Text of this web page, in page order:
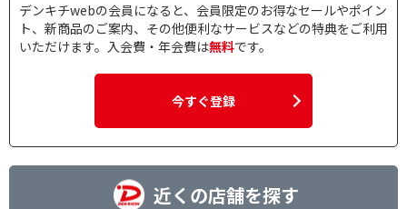
デンキチwebの会員になると、会員限定のお得なセールやポイン
ト、新商品のご案内、その他便利なサービスなどの特典をご利用
いただけます。入会費・年会費は無料です。
今すぐ登録
近くの店舗を探す